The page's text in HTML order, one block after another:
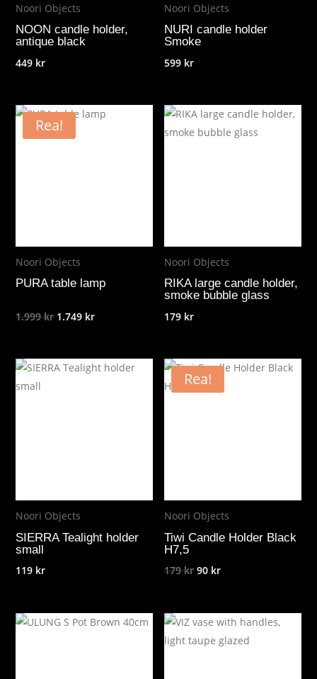
Noori Objects
NOON candle holder,
antique black
449 kr
Noori Objects
NURI candle holder
Smoke
599 kr
Rea!
Noori Objects
PURA table lamp
1.999kr Det
var:
1.749 krDet
är:
Noori Objects
RIKA large candle holder,
smoke bubble glass
179 kr
Noori Objects
SIERRA Tealight holder
small
119 kr
Rea!
Noori Objects
Tiwi Candle Holder Black
H7,5
179kr Det
var:
179 kr.
90 krDet
är:
90 kr.